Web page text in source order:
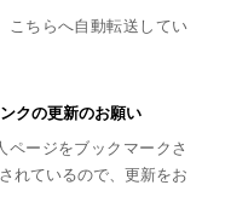
こちらへ自動転送してい
クの更新のお願い
ージをブックマークさ
れているので、更新をお